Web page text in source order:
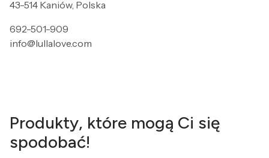
43-514 Kaniów, Polska
692-501-909
info@lullalove.com
Produkty, które mogą Ci się
spodobać!